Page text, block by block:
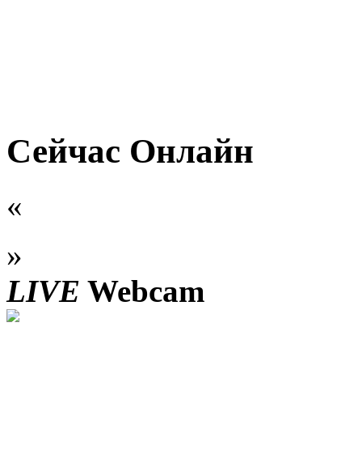
Сейчас Онлайн
«
»
LIVE Webcam